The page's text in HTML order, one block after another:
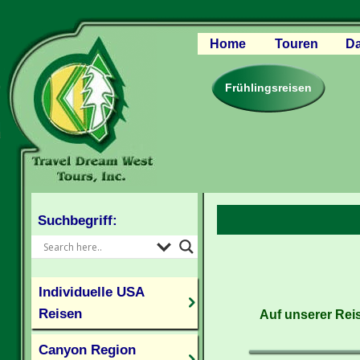
Home
Touren
Canyon Region
Rocky
Pazifischer
Frühlingsreisen
Auf unserer
Suchbegriff:
Individuelle USA
Reisen
Canyon Region